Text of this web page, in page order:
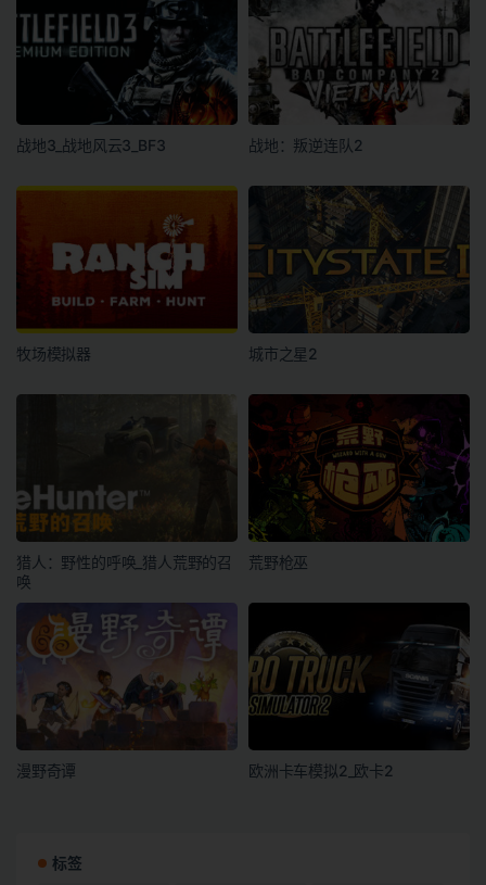
战地3_战地风云3_BF3 战地：叛逆连队2
牧场模拟器 城市之星2
猎人：野性的呼唤_猎人荒野的召
唤
荒野枪巫
漫野奇谭 欧洲卡车模拟2_欧卡2
标签